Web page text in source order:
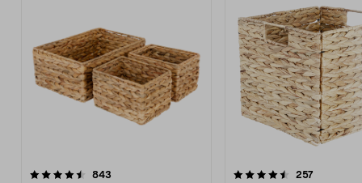
843
4.5 av 5 stjerner 257
4.5 av 5 stjerner